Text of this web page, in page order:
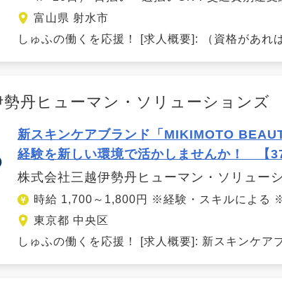
富山県 射水市
しゅふの働くを応援！ [求人概要]: （資格があ
勢丹ヒューマン・ソリューションズ
新スキンケアブランド「MIKIMOTO
経験を新しい環境で活かしませんか！ 【
株式会社三越伊勢丹ヒューマン・ソリュー
時給 1,700～1,800円 ※経験・スキルによる
東京都 中央区
しゅふの働くを応援！ [求人概要]: 新スキンケ